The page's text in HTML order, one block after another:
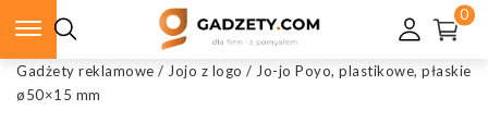
0
Gadżety reklamowe / Jojo z logo / Jo-jo Poyo, plastikowe, płaskie
ø50×15 mm